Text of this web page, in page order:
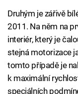
Druhým je zářivě
2011. Na něm na
interiér, který je
stejná motorizace
tomto případě je
k maximální
speciálních